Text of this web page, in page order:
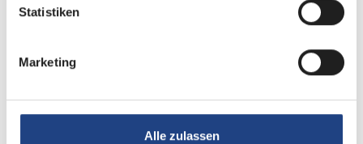
Statistiken
Marketing
Alle zulassen
Betten